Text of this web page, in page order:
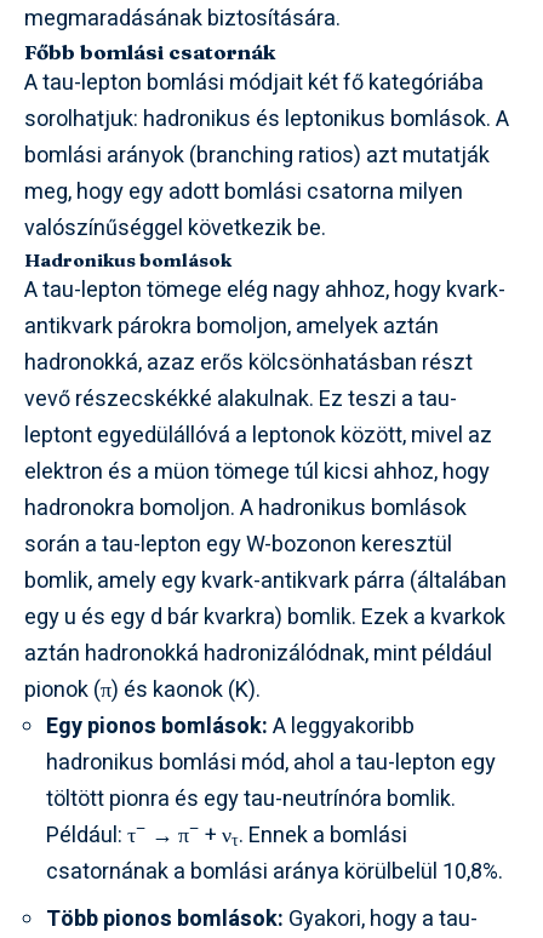
megmaradásának biztosítására.
Főbb bomlási csatornák
A tau-lepton bomlási módjait két fő kategóriába
sorolhatjuk: hadronikus és leptonikus bomlások. A
bomlási arányok (branching ratios) azt mutatják
meg, hogy egy adott bomlási csatorna milyen
valószínűséggel következik be.
Hadronikus bomlások
A tau-lepton tömege elég nagy ahhoz, hogy kvark-
antikvark párokra bomoljon, amelyek aztán
hadronokká, azaz erős kölcsönhatásban részt
vevő részecskékké alakulnak. Ez teszi a tau-
leptont egyedülállóvá a leptonok között, mivel az
elektron és a müon tömege túl kicsi ahhoz, hogy
hadronokra bomoljon. A hadronikus bomlások
során a tau-lepton egy W-bozonon keresztül
bomlik, amely egy kvark-antikvark párra (általában
egy u és egy d bár kvarkra) bomlik. Ezek a kvarkok
aztán hadronokká hadronizálódnak, mint például
pionok (π) és kaonok (K).
Egy pionos bomlások:A leggyakoribb
hadronikus bomlási mód, ahol a tau-lepton egy
töltött pionra és egy tau-neutrínóra bomlik.
Például: τ– → π– + ντ. Ennek a bomlási
csatornának a bomlási aránya körülbelül 10,8%.
Több pionos bomlások: Gyakori, hogy a tau-